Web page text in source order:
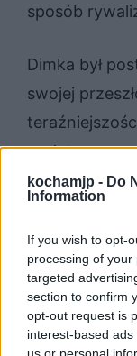
kochamjp - Do
Information
If you wish to opt-
processing of
targeted
section to confirm
opt-out request is
interest-based
sposób
Dimka był
swojej
podstawowe
by ocalić
wiary, ma
współczucia
pomóc
nazywa go